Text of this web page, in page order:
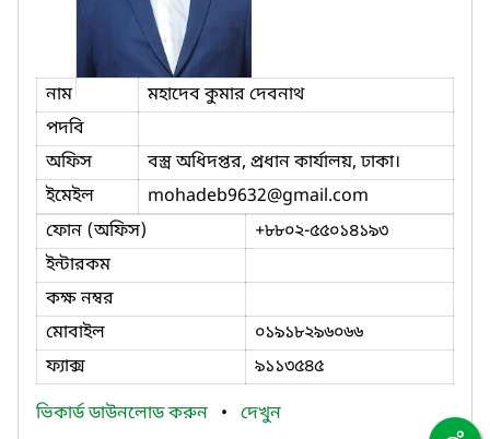
নাম
মহাদেব কুমার দেবনাথ
পদবি
অফিস
বস্ত্র অধিদপ্তর, প্রধান কার্যালয়, ঢাকা।
ইমেইল
mohadeb9632@gmail.com
ফোন (অফিস)
+৮৮০২-৫৫০১৪১৯৩
ইন্টারকম
কক্ষ নম্বর
মোবাইল
০১৯১৮২৯৬০৬৬
ফ্যাক্স
৯১১৩৫৪৫
ভিকার্ড ডাউনলোড করুন • দেখুন